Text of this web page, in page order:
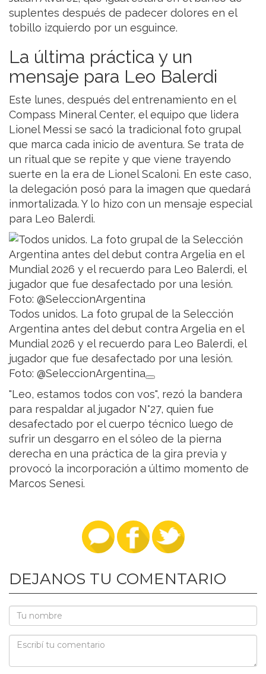
suplentes después de padecer dolores en el
tobillo izquierdo por un esguince.
La última práctica y un
mensaje para Leo Balerdi
Este lunes, después del entrenamiento en el
Compass Mineral Center, el equipo que lidera
Lionel Messi se sacó la tradicional foto grupal
que marca cada inicio de aventura. Se trata de
un ritual que se repite y que viene trayendo
suerte en la era de Lionel Scaloni. En este caso,
la delegación posó para la imagen que quedará
inmortalizada. Y lo hizo con un mensaje especial
para Leo Balerdi.
Todos unidos. La foto grupal de la Selección
Argentina antes del debut contra Argelia en el
Mundial 2026 y el recuerdo para Leo Balerdi, el
jugador que fue desafectado por una lesión.
Foto: @SeleccionArgentina
"Leo, estamos todos con vos", rezó la bandera
para respaldar al jugador N°27, quien fue
desafectado por el cuerpo técnico luego de
sufrir un desgarro en el sóleo de la pierna
derecha en una práctica de la gira previa y
provocó la incorporación a último momento de
Marcos Senesi.
DEJANOS TU COMENTARIO